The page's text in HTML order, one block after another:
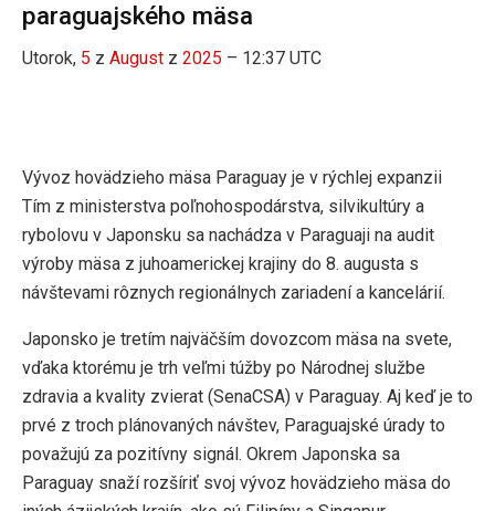
paraguajského mäsa
Utorok, 5 z August z 2025 – 12:37 UTC
Vývoz hovädzieho mäsa Paraguay je v rýchlej expanzii
Tím z ministerstva poľnohospodárstva, silvikultúry a
rybolovu v Japonsku sa nachádza v Paraguaji na audit
výroby mäsa z juhoamerickej krajiny do 8. augusta s
návštevami rôznych regionálnych zariadení a kancelárií.
Japonsko je tretím najväčším dovozcom mäsa na svete,
vďaka ktorému je trh veľmi túžby po Národnej službe
zdravia a kvality zvierat (SenaCSA) v Paraguay. Aj keď je to
prvé z troch plánovaných návštev, Paraguajské úrady to
považujú za pozitívny signál. Okrem Japonska sa
Paraguay snaží rozšíriť svoj vývoz hovädzieho mäsa do